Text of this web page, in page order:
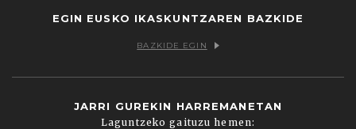
EGIN EUSKO IKASKUNTZAREN BAZKIDE
BAZKIDE EGIN
JARRI GUREKIN HARREMANETAN
Laguntzeko gaituzu hemen: